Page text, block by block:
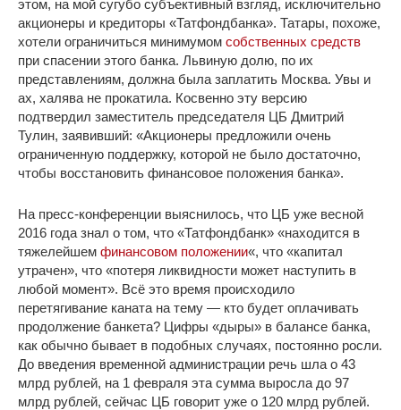
этом, на мой сугубо субъективный взгляд, исключительно
акционеры и кредиторы «Татфондбанка». Татары, похоже,
хотели ограничиться минимумом собственных средств
при спасении этого банка. Львиную долю, по их
представлениям, должна была заплатить Москва. Увы и
ах, халява не прокатила. Косвенно эту версию
подтвердил заместитель председателя ЦБ Дмитрий
Тулин, заявивший: «Акционеры предложили очень
ограниченную поддержку, которой не было достаточно,
чтобы восстановить финансовое положения банка».
На пресс-конференции выяснилось, что ЦБ уже весной
2016 года знал о том, что «Татфондбанк» «находится в
тяжелейшем финансовом положении«, что «капитал
утрачен», что «потеря ликвидности может наступить в
любой момент». Всё это время происходило
перетягивание каната на тему — кто будет оплачивать
продолжение банкета? Цифры «дыры» в балансе банка,
как обычно бывает в подобных случаях, постоянно росли.
До введения временной администрации речь шла о 43
млрд рублей, на 1 февраля эта сумма выросла до 97
млрд рублей, сейчас ЦБ говорит уже о 120 млрд рублей.